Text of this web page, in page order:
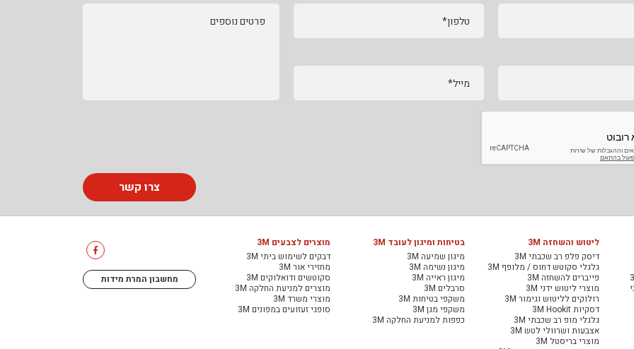
טלפון*
מייל*
פרטים נוספים
צרו קשר
ליטוש והשחזה 3M
דיסק פלפ רב שכבתי 3M
גלגלי סקוטש דחוס / מלופף 3M
פייברים להשחזה 3M
מוצרי ליטוש ידני 3M
רולוקים לליטוש וגימור 3M
דסקיות 3M Hookit
גלגלי מופ רב שכבתי 3M
אצבעות ושרוולי לטש 3M
מוצרי בריסטל 3M
בטיחות ומיגון לעובד 3M
מיגון שמיעה 3M
מיגון נשימה 3M
מיגון ראייה 3M
סרבלים 3M
משקפי בטיחות 3M
משקפי מגן 3M
כפפות למניעת החלקה 3M
מוצרים לצבעים 3M
דבקים לשימוש ביתי 3M
מחזירי אור 3M
סקוטשים ודואלוקים 3M
מוצרים למניעת החלקה 3M
מוצרי משרד 3M
סופגי זעזועים במפונים 3M
מחשבון המרת מידות